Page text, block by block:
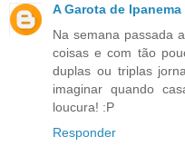
A Garota de Ipanema
Na semana passada
coisas e com tão
duplas ou triplas
imaginar quando
loucura! :P
Responder